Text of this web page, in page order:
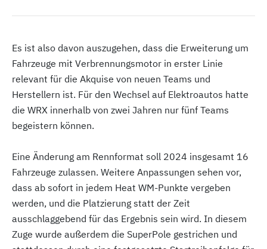
Es ist also davon auszugehen, dass die Erweiterung um
Fahrzeuge mit Verbrennungsmotor in erster Linie
relevant für die Akquise von neuen Teams und
Herstellern ist. Für den Wechsel auf Elektroautos hatte
die WRX innerhalb von zwei Jahren nur fünf Teams
begeistern können.
Eine Änderung am Rennformat soll 2024 insgesamt 16
Fahrzeuge zulassen. Weitere Anpassungen sehen vor,
dass ab sofort in jedem Heat WM-Punkte vergeben
werden, und die Platzierung statt der Zeit
ausschlaggebend für das Ergebnis sein wird. In diesem
Zuge wurde außerdem die SuperPole gestrichen und